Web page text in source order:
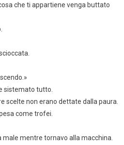
che ti appartiene venga buttato
sistemato tutto.
scelte non erano dettate dalla paura.
come trofei.
mentre tornavo alla macchina.